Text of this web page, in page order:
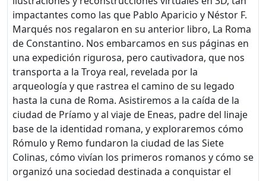
impactantes como las que Pablo Aparicio y Néstor F.
Marqués nos regalaron en su anterior libro, La Roma
de Constantino. Nos embarcamos en sus páginas en
una expedición rigurosa, pero cautivadora, que nos
transporta a la Troya real, revelada por la
arqueología y que rastrea el camino de su legado
hasta la cuna de Roma. Asistiremos a la caída de la
ciudad de Príamo y al viaje de Eneas, padre del linaje
base de la identidad romana, y exploraremos cómo
Rómulo y Remo fundaron la ciudad de las Siete
Colinas, cómo vivían los primeros romanos y cómo se
organizó una sociedad destinada a conquistar el